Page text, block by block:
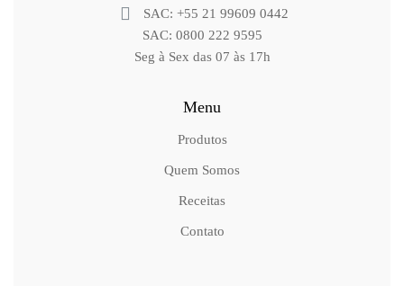
SAC: +55 21 99609 0442
SAC: 0800 222 9595
Seg à Sex das 07 às 17h
Menu
Produtos
Quem Somos
Receitas
Contato